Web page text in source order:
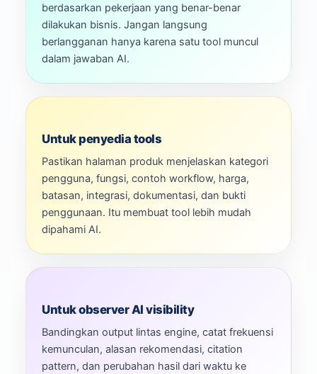
berdasarkan pekerjaan yang benar-benar
dilakukan bisnis. Jangan langsung
berlangganan hanya karena satu tool muncul
dalam jawaban AI.
Untuk penyedia tools
Pastikan halaman produk menjelaskan kategori
pengguna, fungsi, contoh workflow, harga,
batasan, integrasi, dokumentasi, dan bukti
penggunaan. Itu membuat tool lebih mudah
dipahami AI.
Untuk observer AI visibility
Bandingkan output lintas engine, catat frekuensi
kemunculan, alasan rekomendasi, citation
pattern, dan perubahan hasil dari waktu ke